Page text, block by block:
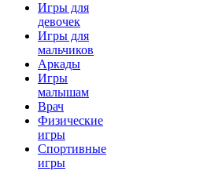
Игры для
девочек
Игры для
мальчиков
Аркады
Игры
малышам
Врач
Физические
игры
Спортивные
игры